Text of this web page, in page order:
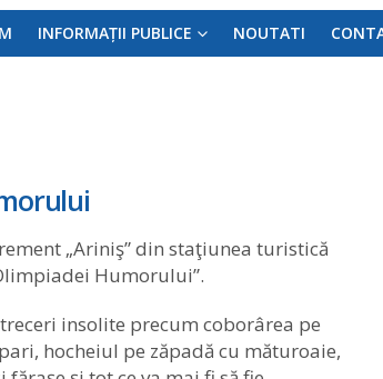
INFORMAȚII PUBLICE NOUTATI
„Ariniş” din staţiunea turistică
Humorului”.
insolite precum coborârea pe
hocheiul pe zăpadă cu măturoaie,